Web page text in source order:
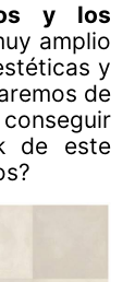
y los
amplio
y
de
de este